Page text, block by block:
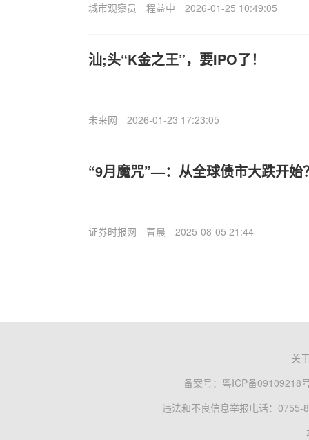
城市观察员 程益中 2026-01-25 10:49:05
汕;头“K金之王”，要IPO了！
未来网 2026-01-23 17:23:05
“9月魔咒”—：从全球债市大跌开始
证券时报网 曹晨 2025-08-05 21:44
关
备案号： 粤ICP备09109218
违法和不良信息举报电话：0755-